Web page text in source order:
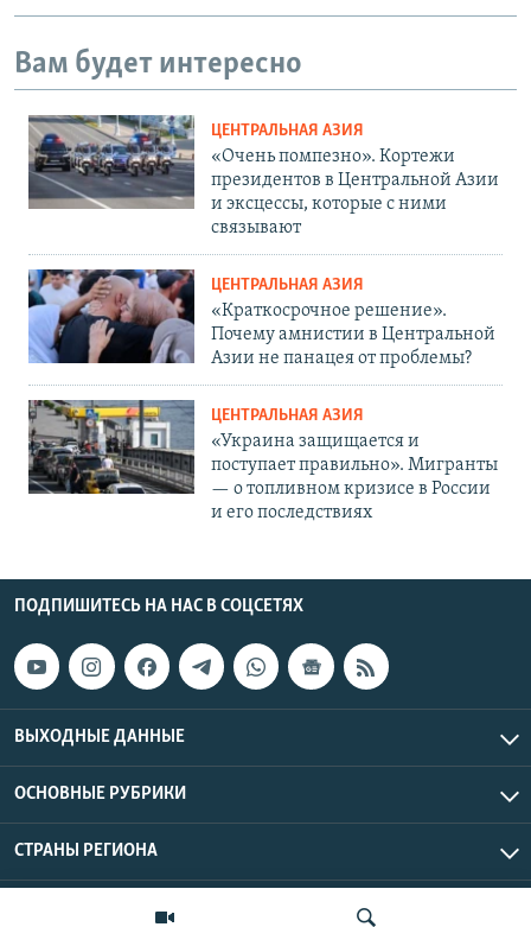
Вам будет интересно
ЦЕНТРАЛЬНАЯ АЗИЯ
«Очень помпезно». Кортежи
президентов в Центральной Азии
и эксцессы, которые с ними
связывают
ЦЕНТРАЛЬНАЯ АЗИЯ
«Краткосрочное решение».
Почему амнистии в Центральной
Азии не панацея от проблемы?
ЦЕНТРАЛЬНАЯ АЗИЯ
«Украина защищается и
поступает правильно». Мигранты
— о топливном кризисе в России
и его последствиях
ПОДПИШИТЕСЬ НА НАС В СОЦСЕТЯХ
ВЫХОДНЫЕ ДАННЫЕ
ОСНОВНЫЕ РУБРИКИ
СТРАНЫ РЕГИОНА
Азаттык Азия © 2026 RFE/RL, Inc. | Все права защищены.